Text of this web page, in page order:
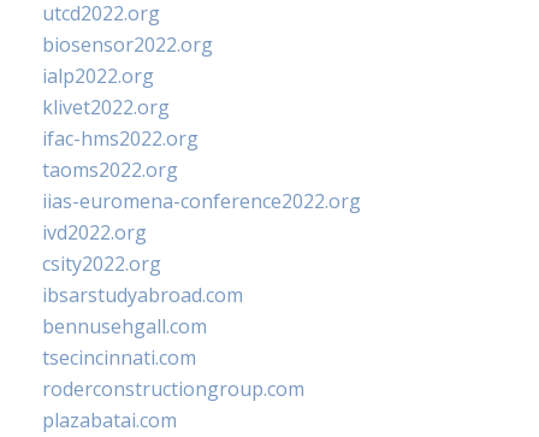
utcd2022.org
biosensor2022.org
ialp2022.org
klivet2022.org
ifac-hms2022.org
taoms2022.org
iias-euromena-conference2022.org
ivd2022.org
csity2022.org
ibsarstudyabroad.com
bennusehgall.com
tsecincinnati.com
roderconstructiongroup.com
plazabatai.com